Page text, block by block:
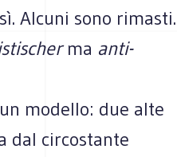
Alcuni sono rimasti.
ma anti-
modello: due alte
dal circostante